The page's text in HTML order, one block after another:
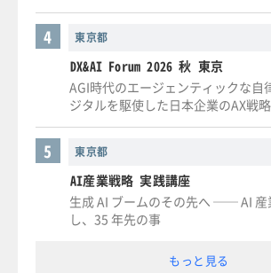
東京都
4
DX&AI Forum 2026 秋 東京
AGI時代のエージェンティックな
ジタルを駆使した日本企業のAX戦略
東京都
5
AI産業戦略 実践講座
生成 AI ブームのその先へ ── AI 産
し、35 年先の事
もっと見る